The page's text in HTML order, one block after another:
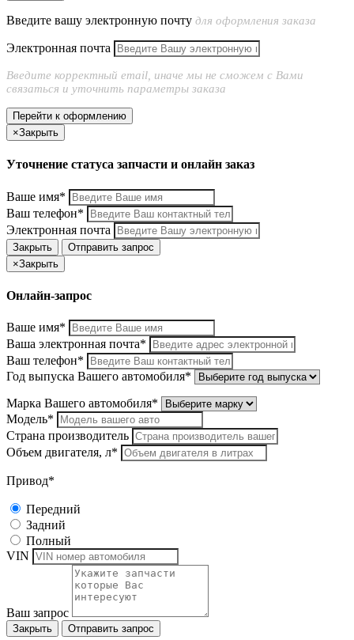
Введите вашу электронную почту для оформления заказа
Электронная почта
Введите корректный email, иначе мы не сможем с Вами
связаться и уточнить параметры заказа
Перейти к оформлению
×Закрыть
Уточнение статуса запчасти и онлайн заказ
Ваше имя*
Ваш телефон*
Электронная почта
Закрыть
Отправить запрос
×Закрыть
Онлайн-запрос
Ваше имя*
Ваша электронная почта*
Ваш телефон*
Год выпуска Вашего автомобиля*
Марка Вашего автомобиля*
Модель*
Страна производитель
Объем двигателя, л*
Привод*
Передний
Задний
Полный
VIN
Ваш запрос
Закрыть Отправить запрос